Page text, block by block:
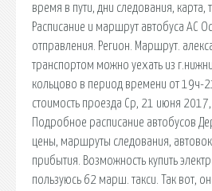
время в пути, дни следования, карта,
Расписание и маршрут автобуса АС
отправления. Регион. Маршрут.
транспортом можно уехать из
кольцово в период времени от 19ч-
стоимость проезда Ср, 21 июня 2017,
Подробное расписание автобусов
цены, маршруты следования,
прибытия. Возможность купить
пользуюсь 62 марш. такси. Так вот,